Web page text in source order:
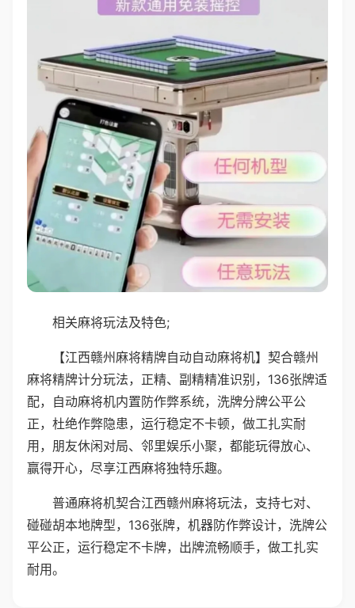
相关麻将玩法及特色;
【江西赣州麻将精牌自动自动麻将机】契合赣州
麻将精牌计分玩法，正精、副精精准识别，136张牌适
配，自动麻将机内置防作弊系统，洗牌分牌公平公
正，杜绝作弊隐患，运行稳定不卡顿，做工扎实耐
用，朋友休闲对局、邻里娱乐小聚，都能玩得放心、
赢得开心，尽享江西麻将独特乐趣。
普通麻将机契合江西赣州麻将玩法，支持七对、
碰碰胡本地牌型，136张牌，机器防作弊设计，洗牌公
平公正，运行稳定不卡牌，出牌流畅顺手，做工扎实
耐用。